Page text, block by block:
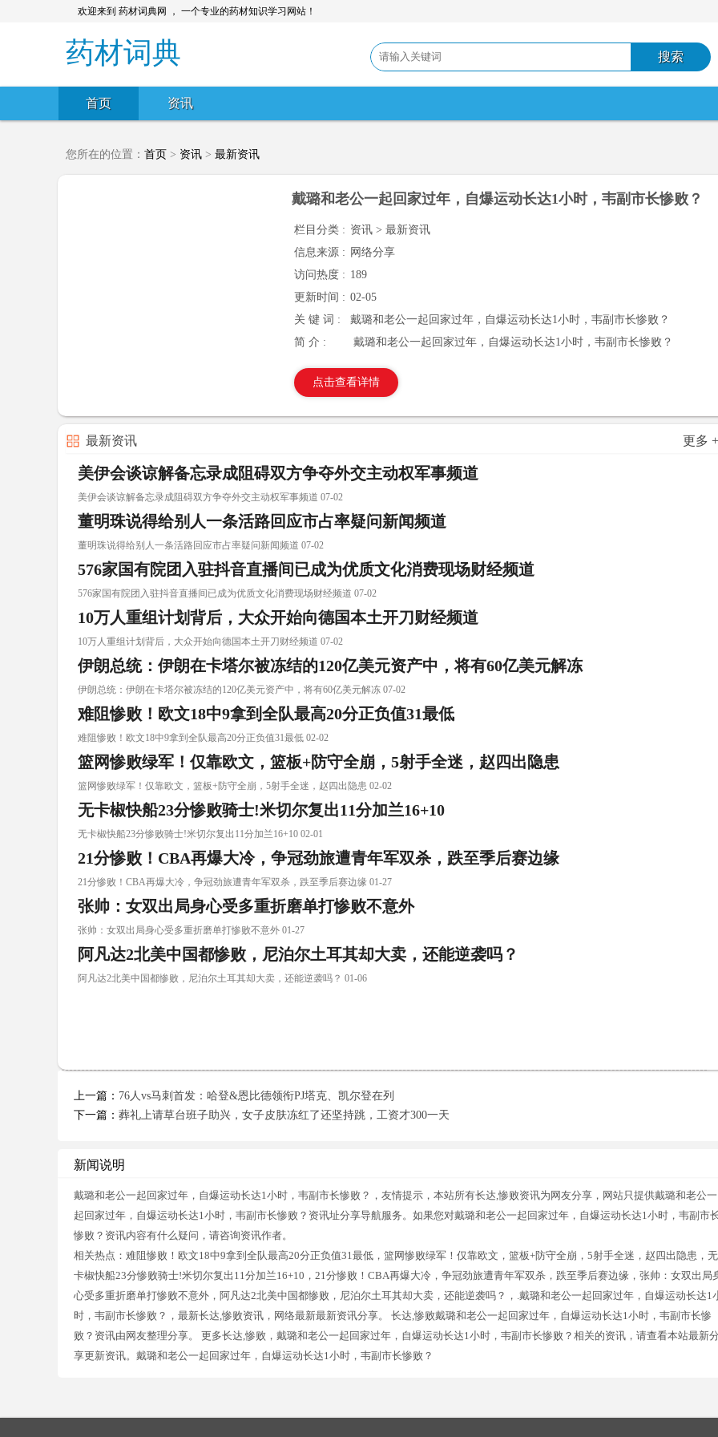
欢迎来到 药材词典网 ， 一个专业的药材知识学习网站！
药材词典
首页 资讯
您所在的位置： 首页 > 资讯 > 最新资讯
戴璐和老公一起回家过年，自爆运动长达1小时，韦副市长惨败？
栏目分类 : 资讯 > 最新资讯
信息来源 : 网络分享
访问热度 : 189
更新时间 : 02-05
关 键 词 :
戴璐和老公一起回家过年，自爆运动长达1小时，韦副市长惨败？
简 介 :
戴璐和老公一起回家过年，自爆运动长达1小时，韦副市长惨败？
点击查看详情
最新资讯 更多 +
美伊会谈谅解备忘录成阻碍双方争夺外交主动权军事频道
美伊会谈谅解备忘录成阻碍双方争夺外交主动权军事频道 07-02
董明珠说得给别人一条活路回应市占率疑问新闻频道
董明珠说得给别人一条活路回应市占率疑问新闻频道 07-02
576家国有院团入驻抖音直播间已成为优质文化消费现场财经频道
576家国有院团入驻抖音直播间已成为优质文化消费现场财经频道 07-02
10万人重组计划背后，大众开始向德国本土开刀财经频道
10万人重组计划背后，大众开始向德国本土开刀财经频道 07-02
伊朗总统：伊朗在卡塔尔被冻结的120亿美元资产中，将有60亿美元解冻
伊朗总统：伊朗在卡塔尔被冻结的120亿美元资产中，将有60亿美元解冻 07-02
难阻惨败！欧文18中9拿到全队最高20分正负值31最低
难阻惨败！欧文18中9拿到全队最高20分正负值31最低 02-02
篮网惨败绿军！仅靠欧文，篮板+防守全崩，5射手全迷，赵四出隐患
篮网惨败绿军！仅靠欧文，篮板+防守全崩，5射手全迷，赵四出隐患 02-02
无卡椒快船23分惨败骑士!米切尔复出11分加兰16+10
无卡椒快船23分惨败骑士!米切尔复出11分加兰16+10 02-01
21分惨败！CBA再爆大冷，争冠劲旅遭青年军双杀，跌至季后赛边缘
21分惨败！CBA再爆大冷，争冠劲旅遭青年军双杀，跌至季后赛边缘 01-27
张帅：女双出局身心受多重折磨单打惨败不意外
张帅：女双出局身心受多重折磨单打惨败不意外 01-27
阿凡达2北美中国都惨败，尼泊尔土耳其却大卖，还能逆袭吗？
阿凡达2北美中国都惨败，尼泊尔土耳其却大卖，还能逆袭吗？ 01-06
上一篇： 76人vs马刺首发：哈登&恩比德领衔PJ塔克、凯尔登在列
下一篇： 葬礼上请草台班子助兴，女子皮肤冻红了还坚持跳，工资才300一天
新闻说明
戴璐和老公一起回家过年，自爆运动长达1小时，韦副市长惨败？，友情提示，本站所有长达,惨败资讯为网友分享，网站只提供戴璐和老公一
起回家过年，自爆运动长达1小时，韦副市长惨败？资讯址分享导航服务。如果您对戴璐和老公一起回家过年，自爆运动长达1小时，韦副市
惨败？资讯内容有什么疑问，请咨询资讯作者。
相关热点：难阻惨败！欧文18中9拿到全队最高20分正负值31最低，篮网惨败绿军！仅靠欧文，篮板+防守全崩，5射手全迷，赵四出隐患，无
卡椒快船23分惨败骑士!米切尔复出11分加兰16+10，21分惨败！CBA再爆大冷，争冠劲旅遭青年军双杀，跌至季后赛边缘，张帅：女双出局
心受多重折磨单打惨败不意外，阿凡达2北美中国都惨败，尼泊尔土耳其却大卖，还能逆袭吗？，.戴璐和老公一起回家过年，自爆运动长达1
时，韦副市长惨败？，最新长达,惨败资讯，网络最新最新资讯分享。 长达,惨败戴璐和老公一起回家过年，自爆运动长达1小时，韦副市长惨
败？资讯由网友整理分享。 更多长达,惨败，戴璐和老公一起回家过年，自爆运动长达1小时，韦副市长惨败？相关的资讯，请查看本站最新
享更新资讯。戴璐和老公一起回家过年，自爆运动长达1小时，韦副市长惨败？